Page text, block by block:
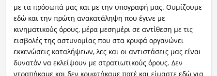
με τα πρόσωπά μας και με την υπογραφή μας. Θυμίζουμε
εδώ και την πρώτη ανακατάληψη που έγινε με
κινηματικούς όρους, μέρα μεσημέρι σε αντίθεση με τις
εισβολές της αστυνομίας που στα κρυφά οργανώνει
εκκενώσεις καταλήψεων, λες και οι αντιστάσεις μας είναι
δυνατόν να εκλείψουν με στρατιωτικούς όρους. Δεν
ντραπήκαμε και δεν κρυφτήκαμε ποτέ και είμαστε εδώ για